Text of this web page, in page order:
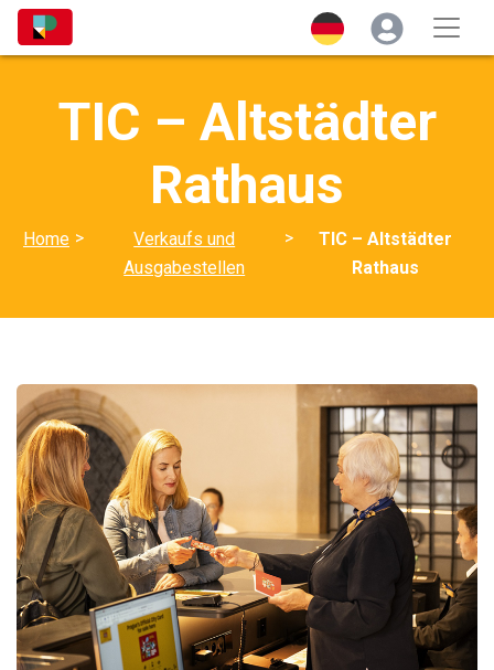
TIC – Altstädter
Rathaus
Home >
Verkaufs und
Ausgabestellen
>
TIC – Altstädter
Rathaus